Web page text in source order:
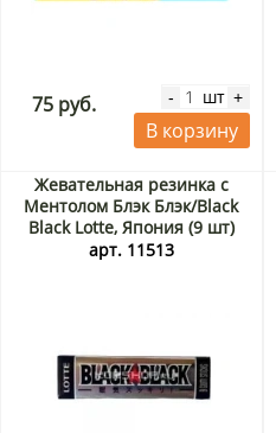
75 руб. - шт +
В корзину
Жевательная резинка с
Ментолом Блэк Блэк/Black
Black Lotte, Япония (9 шт)
26.1 г
арт. 11513